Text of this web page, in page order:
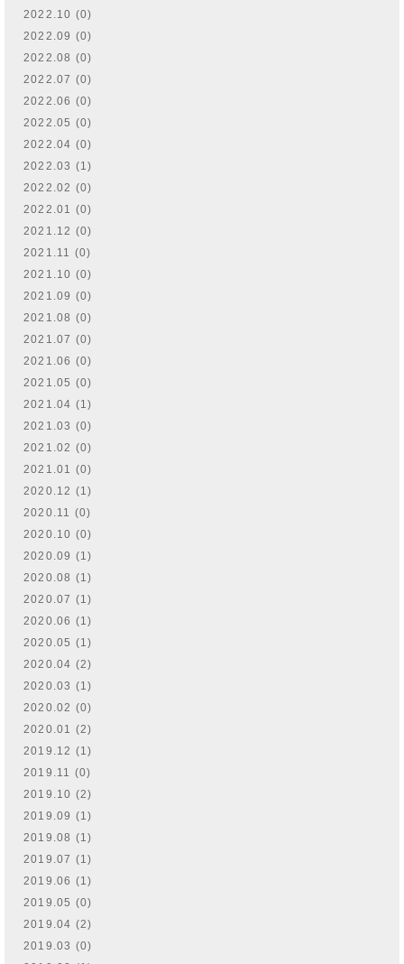
2022.10 (0)
2022.09 (0)
2022.08 (0)
2022.07 (0)
2022.06 (0)
2022.05 (0)
2022.04 (0)
2022.03 (1)
2022.02 (0)
2022.01 (0)
2021.12 (0)
2021.11 (0)
2021.10 (0)
2021.09 (0)
2021.08 (0)
2021.07 (0)
2021.06 (0)
2021.05 (0)
2021.04 (1)
2021.03 (0)
2021.02 (0)
2021.01 (0)
2020.12 (1)
2020.11 (0)
2020.10 (0)
2020.09 (1)
2020.08 (1)
2020.07 (1)
2020.06 (1)
2020.05 (1)
2020.04 (2)
2020.03 (1)
2020.02 (0)
2020.01 (2)
2019.12 (1)
2019.11 (0)
2019.10 (2)
2019.09 (1)
2019.08 (1)
2019.07 (1)
2019.06 (1)
2019.05 (0)
2019.04 (2)
2019.03 (0)